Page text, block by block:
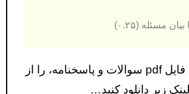
مسئله (۰.۲۵)
شما می توانید فایل pdf سوالات و پاسخنامه، را از
لینک زیر دانلود کنید…